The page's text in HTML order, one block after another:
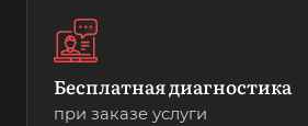
Бесплатная диагностика
при заказе услуги